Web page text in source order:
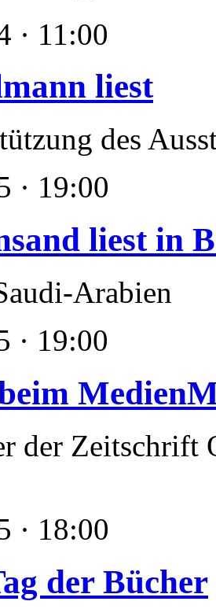
· 11:00
liest
des
· 19:00
liest in
Arabien
· 19:00
der Zeitschrift
· 18:00
der Bücher